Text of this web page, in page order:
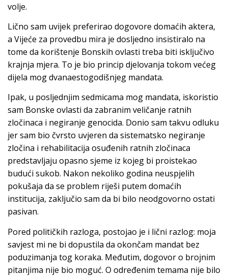
volje.
Lično sam uvijek preferirao dogovore domaćih aktera,
a Vijeće za provedbu mira je dosljedno insistiralo na
tome da korištenje Bonskih ovlasti treba biti isključivo
krajnja mjera. To je bio princip djelovanja tokom većeg
dijela mog dvanaestogodišnjeg mandata.
Ipak, u posljednjim sedmicama mog mandata, iskoristio
sam Bonske ovlasti da zabranim veličanje ratnih
zločinaca i negiranje genocida. Donio sam takvu odluku
jer sam bio čvrsto uvjeren da sistematsko negiranje
zločina i rehabilitacija osuđenih ratnih zločinaca
predstavljaju opasno sjeme iz kojeg bi proistekao
budući sukob. Nakon nekoliko godina neuspjelih
pokušaja da se problem riješi putem domaćih
institucija, zaključio sam da bi bilo neodgovorno ostati
pasivan.
Pored političkih razloga, postojao je i lični razlog: moja
savjest mi ne bi dopustila da okončam mandat bez
poduzimanja tog koraka. Međutim, dogovor o brojnim
pitanjima nije bio moguć. O određenim temama nije bilo